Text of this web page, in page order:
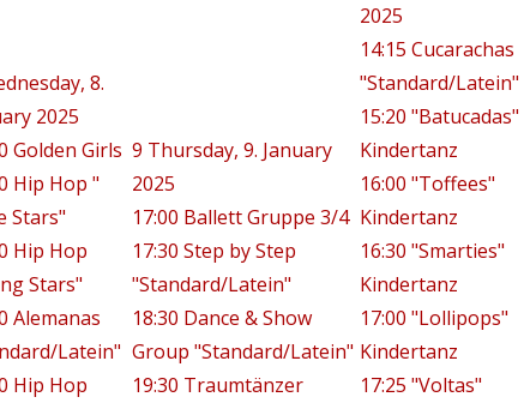
8.
2025
Golden Girls
Hip Hop "
Stars"
Hip Hop
Stars"
Alemanas
Latein"
Hip Hop
9 Thursday, 9. January
2025
17:00 Ballett Gruppe 3/4
17:30 Step by Step
"Standard/Latein"
18:30 Dance & Show
Group "Standard/Latein"
19:30 Traumtänzer
2025
14:15 Cucarachas
"Standard/Latein"
15:20 "Batucadas"
Kindertanz
16:00 "Toffees"
Kindertanz
16:30 "Smarties"
Kindertanz
17:00 "Lollipops"
Kindertanz
17:25 "Voltas"